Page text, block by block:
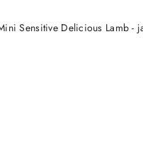
Sensitive Delicious Lamb -